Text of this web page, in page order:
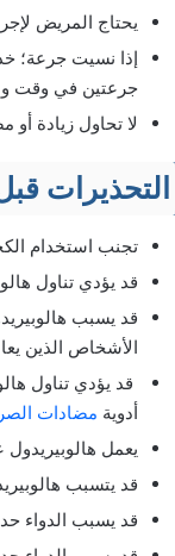
يحتاج المريض
إذا نسيت جرعة؛
جرعتين في وقت
لا تحاول زيادة أو
التحذيرات
تجنب استخدام
قد يؤدي تناول
قد يسبب
الأشخاص الذين
قد يؤدي تناول
أدوية مضادات
يعمل
قد يتسبب
قد يسبب الدواء